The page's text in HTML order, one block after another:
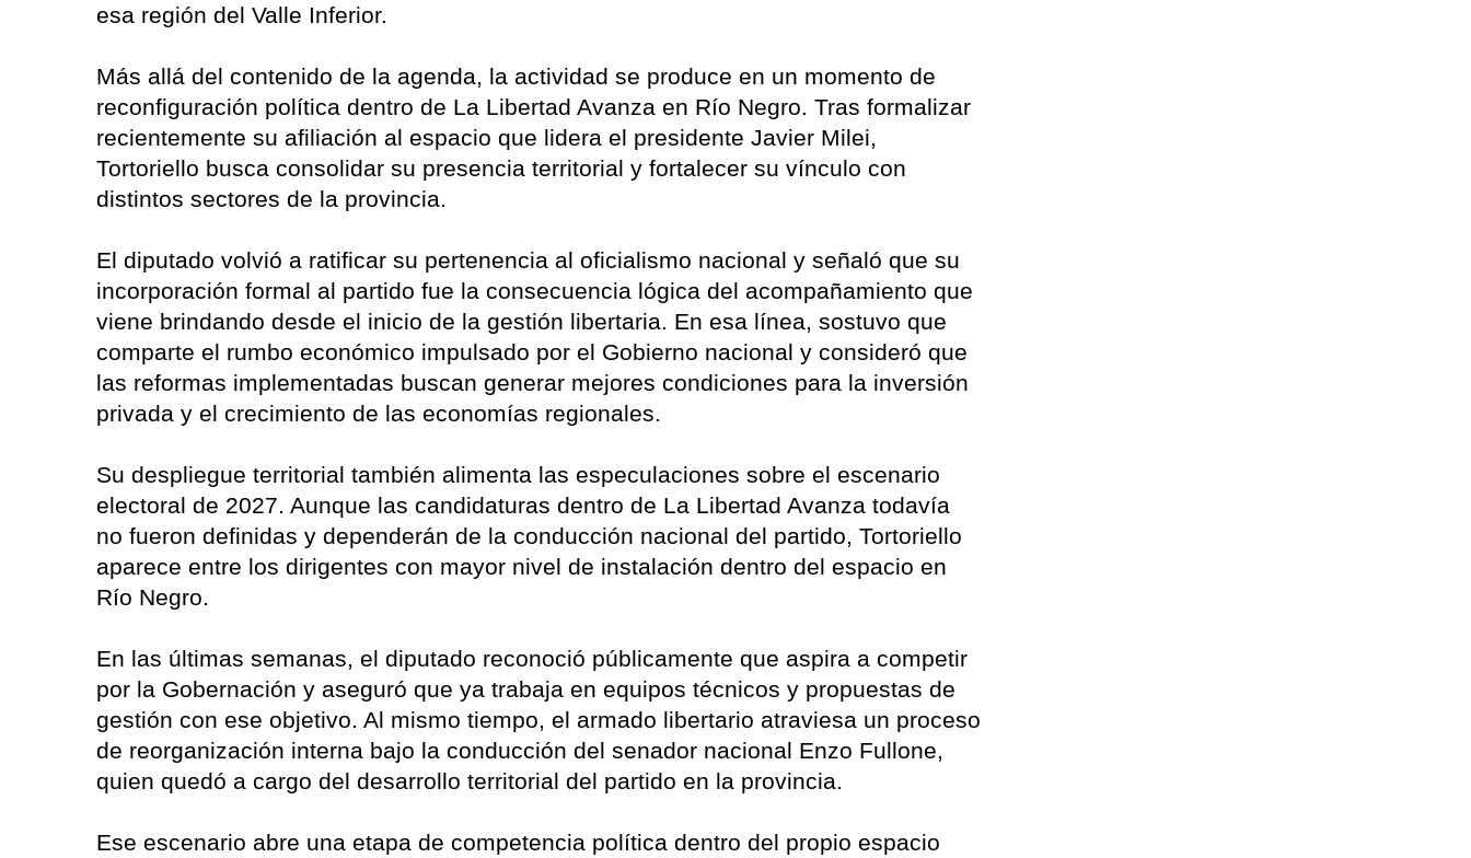
esa región del Valle Inferior.
Más allá del contenido de la agenda, la actividad se produce en un momento de
reconfiguración política dentro de La Libertad Avanza en Río Negro. Tras formalizar
recientemente su afiliación al espacio que lidera el presidente Javier Milei,
Tortoriello busca consolidar su presencia territorial y fortalecer su vínculo con
distintos sectores de la provincia.
El diputado volvió a ratificar su pertenencia al oficialismo nacional y señaló que su
incorporación formal al partido fue la consecuencia lógica del acompañamiento que
viene brindando desde el inicio de la gestión libertaria. En esa línea, sostuvo que
comparte el rumbo económico impulsado por el Gobierno nacional y consideró que
las reformas implementadas buscan generar mejores condiciones para la inversión
privada y el crecimiento de las economías regionales.
Su despliegue territorial también alimenta las especulaciones sobre el escenario
electoral de 2027. Aunque las candidaturas dentro de La Libertad Avanza todavía
no fueron definidas y dependerán de la conducción nacional del partido, Tortoriello
aparece entre los dirigentes con mayor nivel de instalación dentro del espacio en
Río Negro.
En las últimas semanas, el diputado reconoció públicamente que aspira a competir
por la Gobernación y aseguró que ya trabaja en equipos técnicos y propuestas de
gestión con ese objetivo. Al mismo tiempo, el armado libertario atraviesa un proceso
de reorganización interna bajo la conducción del senador nacional Enzo Fullone,
quien quedó a cargo del desarrollo territorial del partido en la provincia.
Ese escenario abre una etapa de competencia política dentro del propio espacio